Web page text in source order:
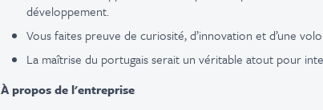
développement.
Vous faites preuve de curiosité, d’innovation et d’une
La maîtrise du portugais serait un véritable atout pour
À propos de l'entreprise